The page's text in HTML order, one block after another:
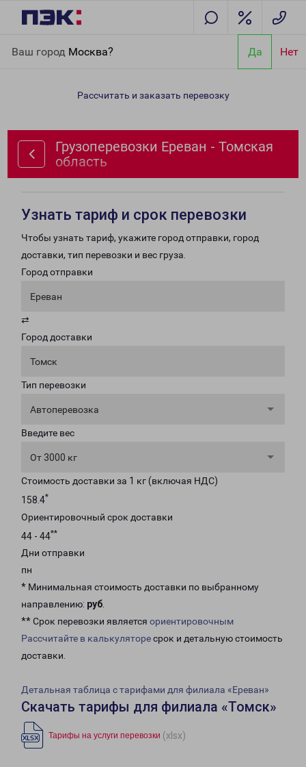
Ваш город Москва? Да Нет
область
Рассчитать и заказать перевозку
Грузоперевозки Ереван - Томская
область
Узнать тариф и срок перевозки
Чтобы узнать тариф, укажите город отправки, город
доставки, тип перевозки и вес груза.
Город отправки
Ереван
⇄
Город доставки
Томск
Тип перевозки
Автоперевозка
Введите вес
От 3000 кг
Стоимость доставки за 1 кг (включая НДС)
158.4*
Ориентировочный срок доставки
44 - 44**
Дни отправки
пн
* Минимальная стоимость доставки по выбранному
направлению: руб.
** Срок перевозки является ориентировочным
Рассчитайте в калькуляторесрок и детальную стоимость
доставки.
Детальная таблица с тарифами для филиала «Ереван»
Скачать тарифы для филиала «Томск»
Тарифы на услуги перевозки (xlsx)